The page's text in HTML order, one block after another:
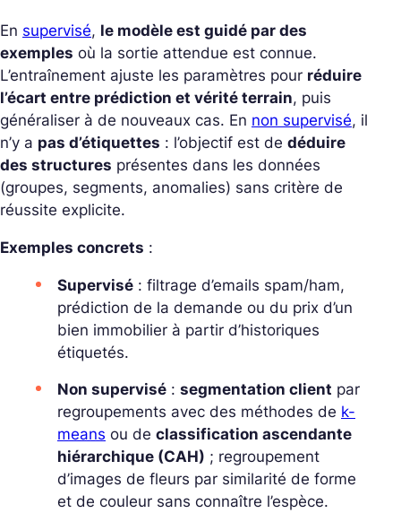
En supervisé, le modèle est guidé par des
exemples où la sortie attendue est connue.
L’entraînement ajuste les paramètres pour réduire
l’écart entre prédiction et vérité terrain, puis
généraliser à de nouveaux cas. En non supervisé, il
n’y a pas d’étiquettes : l’objectif est de déduire
des structures présentes dans les données
(groupes, segments, anomalies) sans critère de
réussite explicite.
Exemples concrets :
Supervisé : filtrage d’emails spam/ham,
prédiction de la demande ou du prix d’un
bien immobilier à partir d’historiques
étiquetés.
Non supervisé : segmentation client par
regroupements avec des méthodes de k-
means ou de classification ascendante
hiérarchique (CAH) ; regroupement
d’images de fleurs par similarité de forme
et de couleur sans connaître l’espèce.